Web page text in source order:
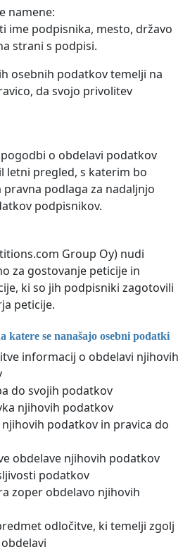
namene:
ime podpisnika, mesto, državo
strani s podpisi.
osebnih podatkov temelji na
da svojo privolitev
o obdelavi podatkov
letni pregled, s katerim bo
podlaga za nadaljnjo
podpisnikov.
Group Oy) nudi
za gostovanje peticije in
ki so jih podpisniki zagotovili
peticije.
katere se nanašajo osebni podatki
informacij o obdelavi njihovih
do svojih podatkov
njihovih podatkov
podatkov in pravica do
obdelave njihovih podatkov
podatkov
zoper obdelavo njihovih
odločitve, ki temelji zgolj